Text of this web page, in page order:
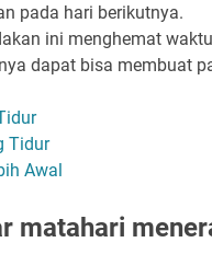
pada hari berikutnya.
ini menghemat
dapat bisa membuat
Tidur
Awal
matahari